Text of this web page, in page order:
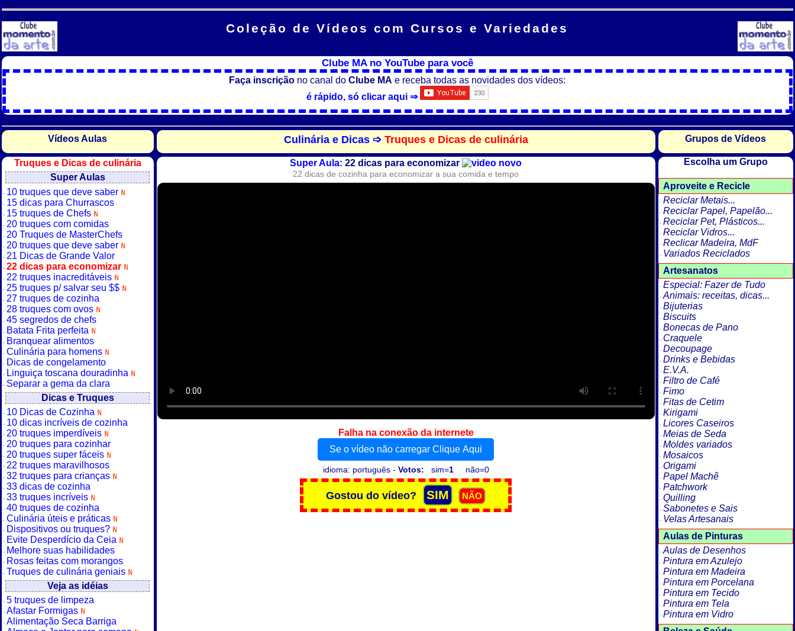
Coleção de Vídeos com Cursos e Variedades
Clube MA no YouTube para você
Faça inscrição no canal doClube MA e receba todas as novidades dos vídeos:
é rápido, só clicar aqui ⇒
Vídeos Aulas
Truques e Dicas de culinária
Super Aulas
10 truques que deve saber
15 dicas para Churrascos
15 truques de Chefs
20 truques com comidas
20 Truques de MasterChefs
20 truques que deve saber
21 Dicas de Grande Valor
22 dicas para economizar
22 truques inacreditáveis
25 truques p/ salvar seu $$
27 truques de cozinha
28 truques com ovos
45 segredos de chefs
Batata Frita perfeita
Branquear alimentos
Culinária para homens
Dicas de congelamento
Linguiça toscana douradinha
Separar a gema da clara
Dicas e Truques
10 Dicas de Cozinha
10 dicas incríveis de cozinha
20 truques imperdíveis
20 truques para cozinhar
20 truques super fáceis
22 truques maravilhosos
32 truques para crianças
33 dicas de cozinha
33 truques incríveis
40 truques de cozinha
Culinária úteis e práticas
Dispositivos ou truques?
Evite Desperdício da Ceia
Melhore suas habilidades
Rosas feitas com morangos
Truques de culinária geniais
Veja as idéias
5 truques de limpeza
Afastar Formigas
Alimentação Seca Barriga
Culinária e Dicas ➩ Truques e Dicas de culinária
Super Aula:22 dicas para economizar
22 dicas de cozinha para economizar a sua comida e tempo
Falha na conexão da internete
Se o vídeo não carregar Clique Aqui
idioma: português - Votos: sim=1não=0
Grupos de Vídeos
Escolha um Grupo
Aproveite e Recicle
Reciclar Metais...
Reciclar Papel, Papelão...
Reciclar Pet, Plásticos...
Reciclar Vidros...
Reclicar Madeira, MdF
Variados Reciclados
Artesanatos
Especial: Fazer de Tudo
Animais: receitas, dicas...
Bijuterias
Biscuits
Bonecas de Pano
Craquele
Decoupage
Drinks e Bebidas
E.V.A.
Filtro de Café
Fimo
Fitas de Cetim
Kirigami
Licores Caseiros
Meias de Seda
Moldes variados
Mosaicos
Origami
Papel Machê
Patchwork
Quilling
Sabonetes e Sais
Velas Artesanais
Aulas de Pinturas
Aulas de Desenhos
Pintura em Azulejo
Pintura em Madeira
Pintura em Porcelana
Pintura em Tecido
Pintura em Tela
Pintura em Vidro